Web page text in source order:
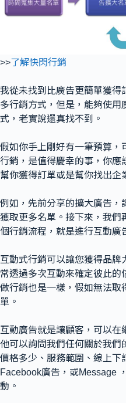
>>了解快閃行銷
我從未找到比廣告更簡單獲得
多行銷方式，但是，能夠使用
式，老實說還真找不到。
假如你手上剛好有一筆預算，
行銷，是值得慶幸的事，你應
幫你獲得訂單或是幫你找出企
例如，先前分享的擴大廣告，
獲取更多名單。接下來，我們
個行銷流程，就是進行互動廣
互動式行銷可以讓您獲得品牌
常透過多次互動來確定彼此的
做行銷也是一樣，假如無法取
單。
互動廣告就是讓顧客，可以在
他可以詢問我們任何關於我們
價格多少、服務範圍、線上下
Facebook廣告，或Message
動。